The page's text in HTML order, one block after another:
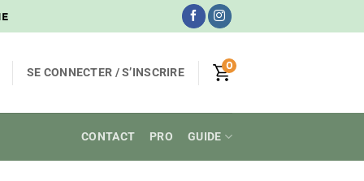
SE CONNECTER / S’INSCRIRE 0
CONTACT PRO GUIDE